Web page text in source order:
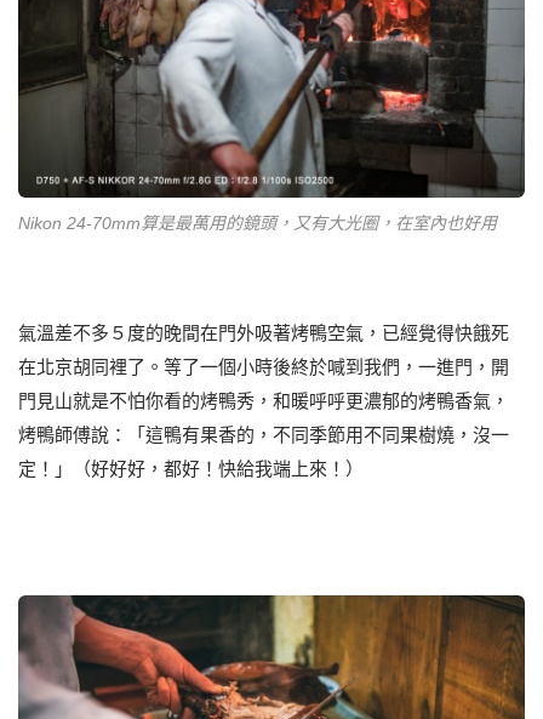
Nikon 24-70mm算是最萬用的鏡頭，又有大光圈，在室內也好用
氣溫差不多５度的晚間在門外吸著烤鴨空氣，已經覺得快餓死
在北京胡同裡了。等了一個小時後終於喊到我們，一進門，開
門見山就是不怕你看的烤鴨秀，和暖呼呼更濃郁的烤鴨香氣，
烤鴨師傅說：「這鴨有果香的，不同季節用不同果樹燒，沒一
定！」（好好好，都好！快給我端上來！）